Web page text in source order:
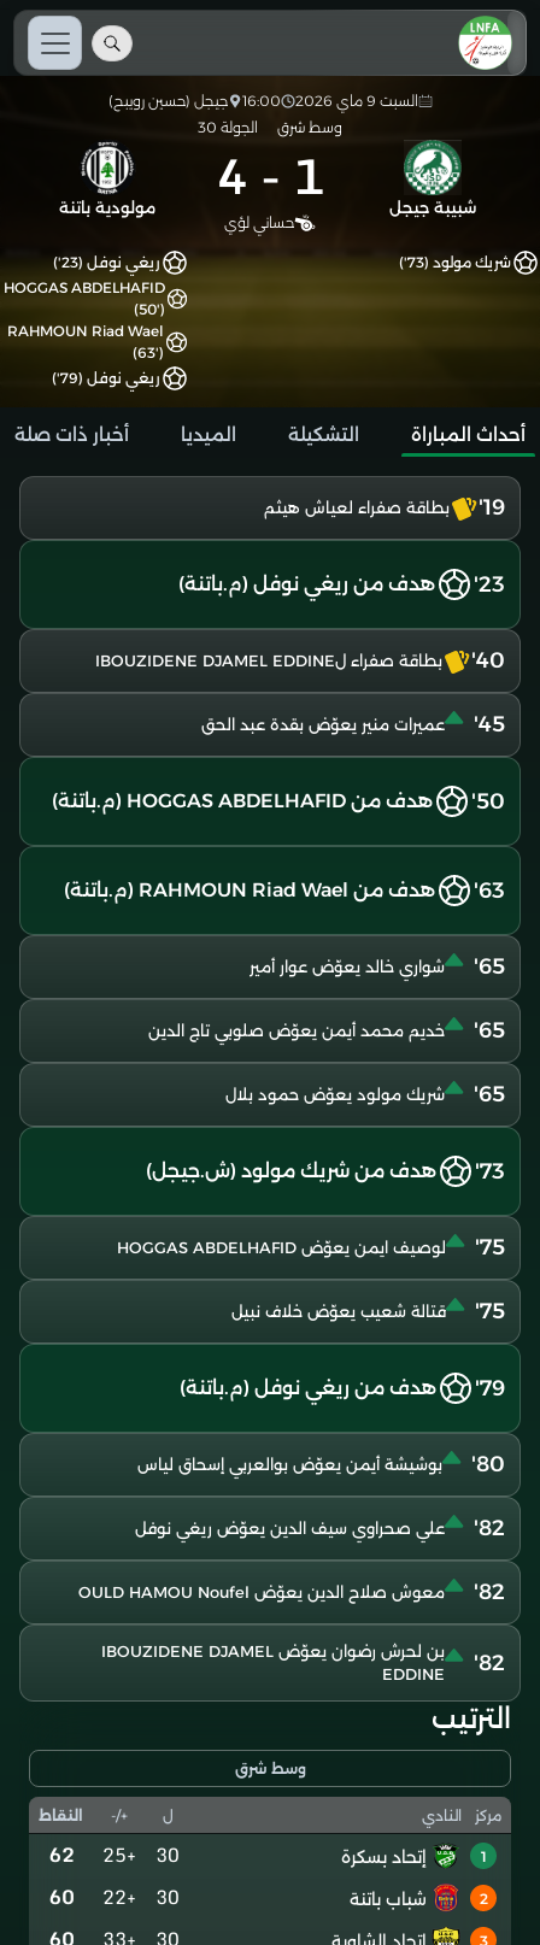
السبت 9 ماي 2026 16:00
جيجل (حسين رويبح)
وسط شرق
الجولة 30
شبيبة جيجل 1
-
4
حساني لؤي
مولودية باتنة
شريك مولود (73')
ريغي نوفل (23')
HOGGAS ABDELHAFID
(50')
RAHMOUN Riad Wael
(63')
ريغي نوفل (79')
أحداث المباراة التشكيلة الميديا أخبار ذات صلة
19' بطاقة صفراء لعياش هيثم
23' هدف من ريغي نوفل (م.باتنة)
40' بطاقة صفراء لIBOUZIDENE DJAMEL EDDINE
45' عميرات منير يعوّض بقدة عبد الحق
50' هدف من HOGGAS ABDELHAFID (م.باتنة)
63' هدف من RAHMOUN Riad Wael (م.باتنة)
65' شواري خالد يعوّض عوار أمير
65' خديم محمد أيمن يعوّض صلوبي تاج الدين
65' شريك مولود يعوّض حمود بلال
73' هدف من شريك مولود (ش.جيجل)
75' لوصيف ايمن يعوّض HOGGAS ABDELHAFID
75' قتالة شعيب يعوّض خلاف نبيل
79' هدف من ريغي نوفل (م.باتنة)
80' بوشيشة أيمن يعوّض بوالعربي إسحاق لياس
82' علي صحراوي سيف الدين يعوّض ريغي نوفل
82' معوش صلاح الدين يعوّض OULD HAMOU Noufel
82'
بن لحرش رضوان يعوّض IBOUZIDENE DJAMEL
EDDINE
الترتيب
وسط شرق
مركز النادي ل +/- النقاط
1 إتحاد بسكرة 30
+25
62
2 شباب باتنة 30
+22
60
3
30
+33
60